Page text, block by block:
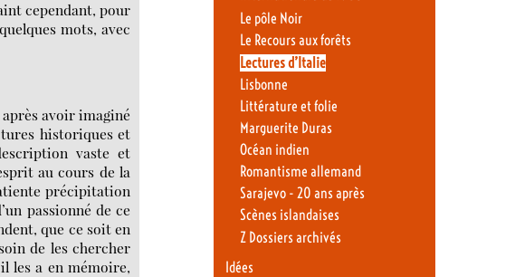
cependant, pour
mots, avec
avoir imaginé
historiques et
vaste et
au cours de la
précipitation
passionné de ce
que ce soit en
de les chercher
les a en mémoire,
Le pôle Noir
Le Recours aux forêts
Lectures d’Italie
Lisbonne
Littérature et folie
Marguerite Duras
Océan indien
Romantisme allemand
Sarajevo - 20 ans après
Scènes islandaises
Z Dossiers archivés
Idées